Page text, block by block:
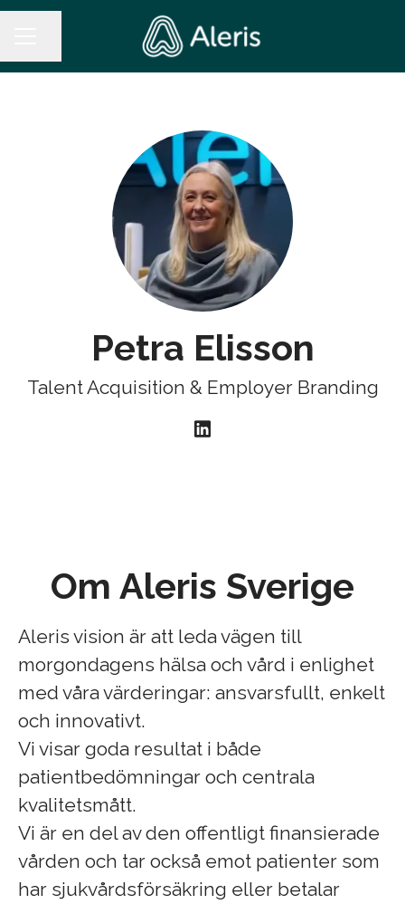
Petra Elisson
Talent Acquisition & Employer Branding
Om Aleris Sverige
Aleris vision är att leda vägen till
morgondagens hälsa och vård i enlighet
med våra värderingar: ansvarsfullt, enkelt
och innovativt.
Vi visar goda resultat i både
patientbedömningar och centrala
kvalitetsmått.
Vi är en del av den offentligt finansierade
vården och tar också emot patienter som
har sjukvårdsförsäkring eller betalar